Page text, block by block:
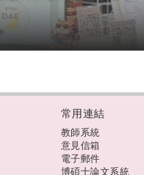
常用連結
教師系統
意見信箱
電子郵件
博碩士論文系統